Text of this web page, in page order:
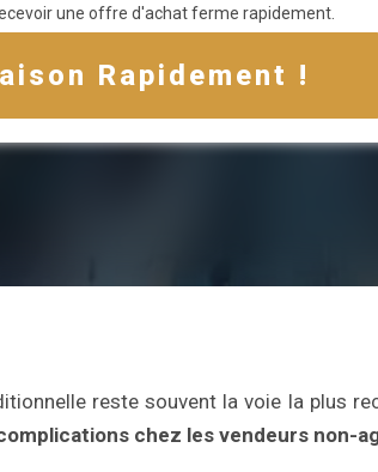
une offre d'achat ferme rapidement.
Rapidement !
reste souvent la voie la plus
chez les vendeurs non-